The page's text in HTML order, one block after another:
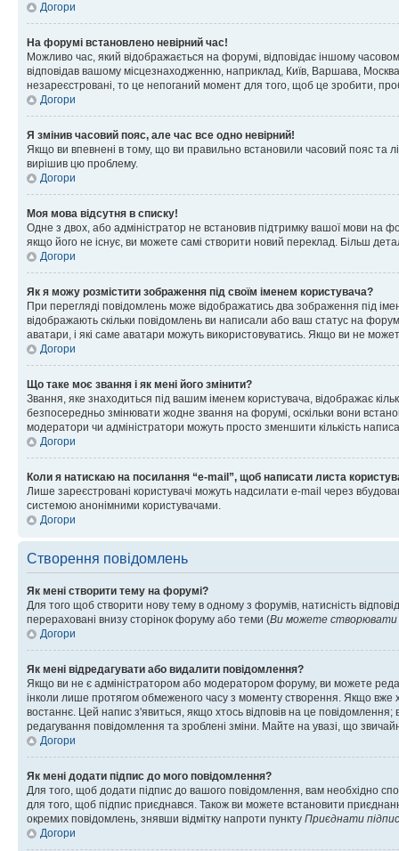
Догори
На форумі встановлено невірний час!
Можливо час, який відображається на форумі, відповідає іншому
відповідав вашому місцезнаходженню, наприклад, Київ, Варшава,
незареєстровані, то це непоганий момент для того, щоб це зробити,
Догори
Я змінив часовий пояс, але час все одно невірний!
Якщо ви впевнені в тому, що ви правильно встановили часовий пояс та
вирішив цю проблему.
Догори
Моя мова відсутня в списку!
Одне з двох, або адміністратор не встановив підтримку вашої мови на
якщо його не існує, ви можете самі створити новий переклад. Більш
Догори
Як я можу розмістити зображення під своїм іменем користувача?
При перегляді повідомлень може відображатись два зображення під
відображають скільки повідомлень ви написали або ваш статус на
аватари, і які саме аватари можуть використовуватись. Якщо ви не
Догори
Що таке моє звання і як мені його змінити?
Звання, яке знаходиться під вашим іменем користувача, відображає
безпосередньо змінювати жодне звання на форумі, оскільки вони
модератори чи адміністратори можуть просто зменшити кількість
Догори
Коли я натискаю на посилання “e-mail”, щоб написати листа
Лише зареєстровані користувачі можуть надсилати e-mail через
системою анонімними користувачами.
Догори
Створення повідомлень
Як мені створити тему на форумі?
Для того щоб створити нову тему в одному з форумів, натисність
перераховані внизу сторінок форуму або теми (Ви можете створювати
Догори
Як мені відредагувати або видалити повідомлення?
Якщо ви не є адміністратором або модератором форуму, ви можете
інколи лише протягом обмеженого часу з моменту створення. Якщо вже
востаннє. Цей напис з'явиться, якщо хтось відповів на це
редагування повідомлення та зроблені зміни. Майте на увазі, що
Догори
Як мені додати підпис до мого повідомлення?
Для того, щоб додати підпис до вашого повідомлення, вам необхідно
для того, щоб підпис приєднався. Також ви можете встановити
окремих повідомлень, знявши відмітку напроти пункту Приєднати підпис
Догори